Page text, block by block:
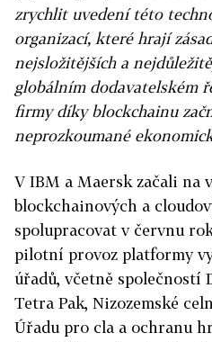
zrychlit uvedení této
organizací, které hrají
nejsložitějších a
globálním dodavatelském
firmy díky blockchainu
neprozkoumané
V IBM a Maersk začali na
blockchainových a
spolupracovat v červnu
pilotní provoz platformy
úřadů, včetně společností
Tetra Pak, Nizozemské
Úřadu pro cla a ochranu